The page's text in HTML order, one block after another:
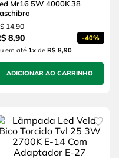
Mr16 5W 4000K 38
14,90
8,90 -40%
em até 1xde R$ 8,90
ADICIONAR AO CARRINHO